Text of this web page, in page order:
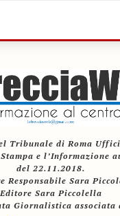
Tribunale di Roma
e l’Informazione
del 22.11.2018.
Responsabile Sara
Editore Sara Piccolella
Giornalistica associata